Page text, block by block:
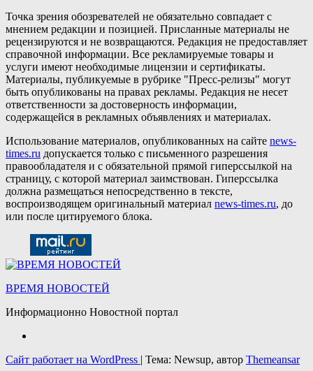
Точка зрения обозревателей не обязательно совпадает с
мнением редакции и позицией. Присланные материалы не
рецензируются и не возвращаются. Редакция не предоставляет
справочной информации. Все рекламируемые товары и
услуги имеют необходимые лицензии и сертификаты.
Материалы, публикуемые в рубрике "Пресс-релизы" могут
быть опубликованы на правах рекламы. Редакция не несет
ответственности за достоверность информации,
содержащейся в рекламных объявлениях и материалах.
Использование материалов, опубликованных на сайте news-
times.ru допускается только с письменного разрешения
правообладателя и с обязательной прямой гиперссылкой на
страницу, с которой материал заимствован. Гиперссылка
должна размещаться непосредственно в тексте,
воспроизводящем оригинальный материал news-times.ru, до
или после цитируемого блока.
ВРЕМЯ НОВОСТЕЙ
Информационно Новостной портал
Сайт работает на WordPress | Тема: Newsup, автор Themeansar